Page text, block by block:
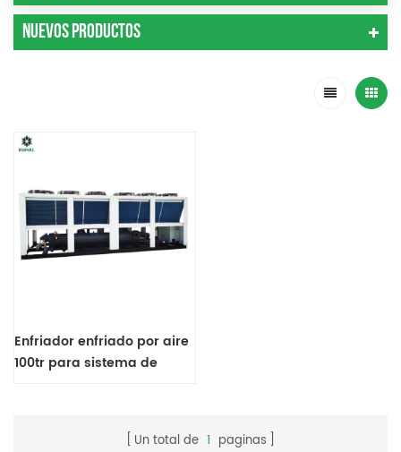
Nuevos Productos
Enfriador enfriado por aire
100tr para sistema de
Un total de 1 paginas